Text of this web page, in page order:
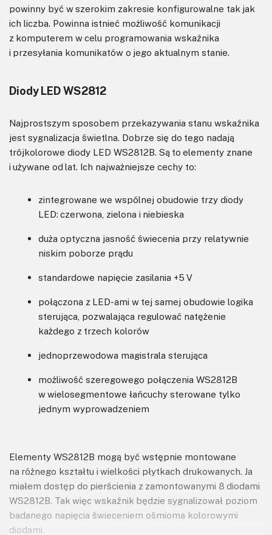
powinny być w szerokim zakresie konfigurowalne tak jak
ich liczba. Powinna istnieć możliwość komunikacji
z komputerem w celu programowania wskaźnika
i przesyłania komunikatów o jego aktualnym stanie.
Diody LED WS2812
Najprostszym sposobem przekazywania stanu wskaźnika
jest sygnalizacja świetlna. Dobrze się do tego nadają
trójkolorowe diody LED WS2812B. Są to elementy znane
i używane od lat. Ich najważniejsze cechy to:
zintegrowane we wspólnej obudowie trzy diody
LED: czerwona, zielona i niebieska
duża optyczna jasność świecenia przy relatywnie
niskim poborze prądu
standardowe napięcie zasilania +5 V
połączona z LED-ami w tej samej obudowie logika
sterująca, pozwalająca regulować natężenie
każdego z trzech kolorów
jednoprzewodowa magistrala sterująca
możliwość szeregowego połączenia WS2812B
w wielosegmentowe łańcuchy sterowane tylko
jednym wyprowadzeniem
Elementy WS2812B mogą być wstępnie montowane
na różnego kształtu i wielkości płytkach drukowanych. Ja
miałem dostęp do pierścienia z zamontowanymi 8 diodami
WS2812B. Tak więc wskaźnik będzie sygnalizował poziom
badanego napięcia świeceniem ośmioma kolorowymi
diodami.